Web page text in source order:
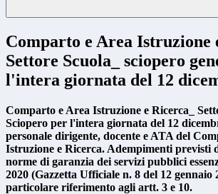
Comparto e Area Istruzione
Settore Scuola_ sciopero
l'intera giornata del 12
Comparto e Area Istruzione e Ricerca_
Sciopero per l'intera giornata del 12
personale dirigente, docente e ATA del
Istruzione e Ricerca. Adempimenti previsti
norme di garanzia dei servizi pubblici
2020 (Gazzetta Ufficiale n. 8 del 12 gennaio
particolare riferimento agli artt. 3 e 10.